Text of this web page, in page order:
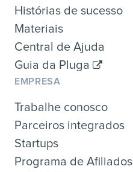
Histórias de sucesso
Materiais
Central de Ajuda
Guia da Pluga
EMPRESA
Trabalhe conosco
Parceiros integrados
Startups
Programa de Afiliados